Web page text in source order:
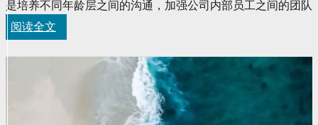
是培养不同年龄层之间的沟通，加强公司内部员工之间的团队
凝聚力。
阅读全文